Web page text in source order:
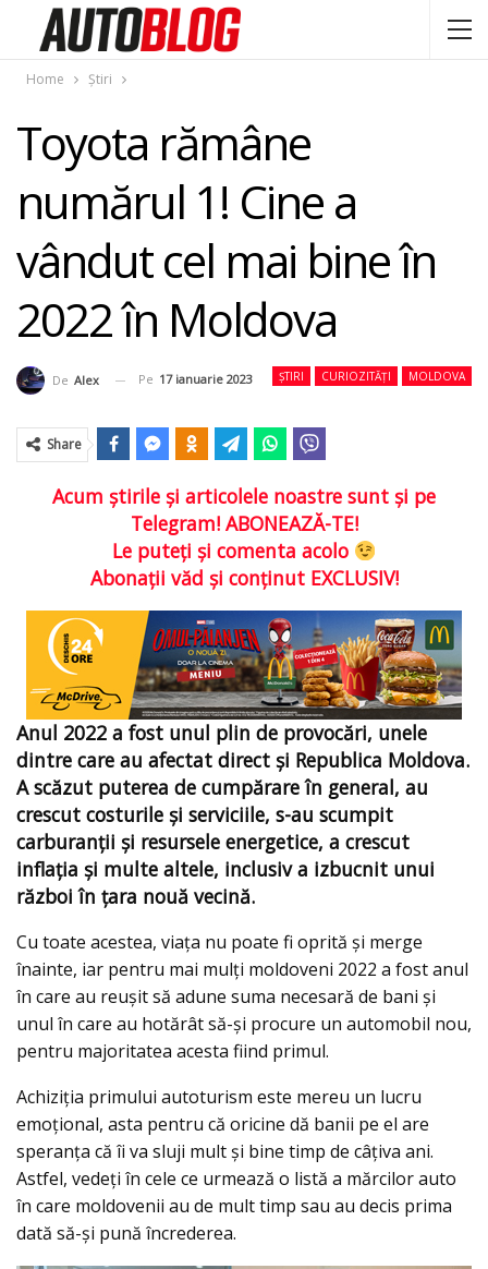
Home Știri
Toyota rămâne
numărul 1! Cine a
vândut cel mai bine în
2022 în Moldova
ȘTIRI CURIOZITĂȚI MOLDOVA
De Alex Pe 17 ianuarie 2023
Share
Acum ştirile şi articolele noastre sunt şi pe
Telegram! ABONEAZĂ-TE!
Le puteţi şi comenta acolo
Abonaţii văd şi conţinut EXCLUSIV!
Anul 2022 a fost unul plin de provocări, unele
dintre care au afectat direct şi Republica Moldova.
A scăzut puterea de cumpărare în general, au
crescut costurile şi serviciile, s-au scumpit
carburanții şi resursele energetice, a crescut
inflația şi multe altele, inclusiv a izbucnit unui
război în ţara nouă vecină.
Cu toate acestea, viaţa nu poate fi oprită şi merge
înainte, iar pentru mai mulţi moldoveni 2022 a fost anul
în care au reuşit să adune suma necesară de bani şi
unul în care au hotărât să-şi procure un automobil nou,
pentru majoritatea acesta fiind primul.
Achiziţia primului autoturism este mereu un lucru
emoţional, asta pentru că oricine dă banii pe el are
speranţa că îi va sluji mult şi bine timp de câţiva ani.
Astfel, vedeţi în cele ce urmează o listă a mărcilor auto
în care moldovenii au de mult timp sau au decis prima
dată să-şi pună încrederea.